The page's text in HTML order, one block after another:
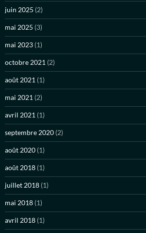
juin 2025 (2)
mai 2025 (3)
mai 2023 (1)
octobre 2021 (2)
août 2021 (1)
mai 2021 (2)
avril 2021 (1)
septembre 2020 (2)
août 2020 (1)
août 2018 (1)
juillet 2018 (1)
mai 2018 (1)
avril 2018 (1)